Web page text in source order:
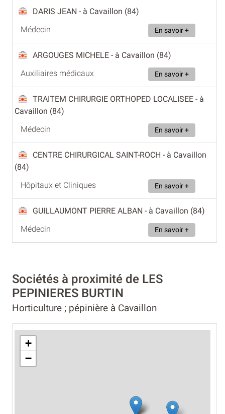
DARIS JEAN - à Cavaillon (84)
Médecin
En savoir +
ARGOUGES MICHELE - à Cavaillon (84)
Auxiliaires médicaux
En savoir +
TRAITEM CHIRURGIE ORTHOPED LOCALISEE - à
Cavaillon (84)
Médecin
En savoir +
CENTRE CHIRURGICAL SAINT-ROCH - à Cavaillon
(84)
Hôpitaux et Cliniques
En savoir +
GUILLAUMONT PIERRE ALBAN - à Cavaillon (84)
Médecin
En savoir +
Sociétés à proximité de LES
PEPINIERES BURTIN
Horticulture ; pépinière à Cavaillon
+
−